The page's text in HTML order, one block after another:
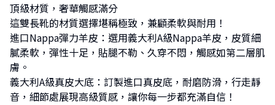
頂級材質，奢華觸感滿分
這雙長靴的材質選擇堪稱極致，兼顧柔軟與耐用！
進口Nappa彈力羊皮：選用義大利A級Nappa羊皮，皮質細
膩柔軟，彈性十足，貼腿不勒、久穿不悶，觸感如第二層肌
膚。
義大利A級真皮大底：訂製進口真皮底，耐磨防滑，行走靜
音，細節處展現高級質感，讓你每一步都充滿自信！